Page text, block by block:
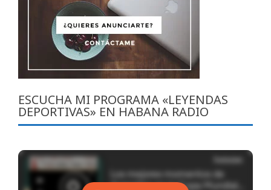
ESCUCHA MI PROGRAMA «LEYENDAS
DEPORTIVAS» EN HABANA RADIO